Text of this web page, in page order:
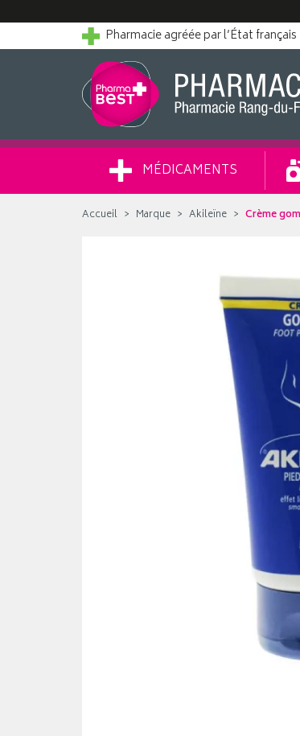
Pharmacie agréée par l’État français
MÉDICAMENTS
Accueil Marque Akileïne Crème